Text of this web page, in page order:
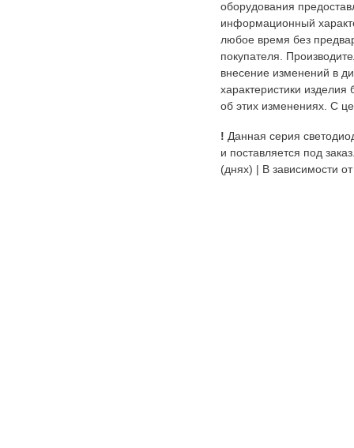
оборудования
информационный
любое время без
покупателя.
внесение изменений в
характеристики
об этих изменениях. С
! Данная серия
и поставляется под
(днях) | В зависимости